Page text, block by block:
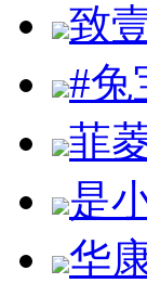
致
#兔
菲
是
华